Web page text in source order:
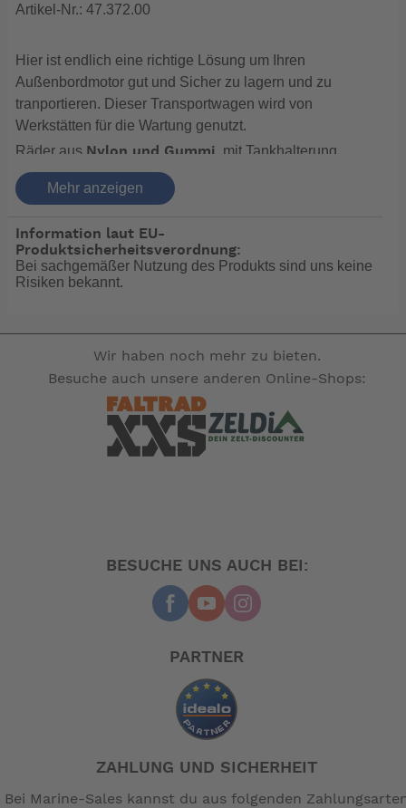
Artikel-Nr.: 47.372.00
Hier ist endlich eine richtige Lösung um Ihren
Außenbordmotor gut und Sicher zu lagern und zu
tranportieren. Dieser Transportwagen wird von
Werkstätten für die Wartung genutzt.
Räder aus Nylon und Gummi
, mit Tankhalterung.
Ein spezieller Mechanismus ermöglicht es das Gestell
in sekundenschnelle vollkommen platzsparend
Chromverzinkt.
Platte ausPhenolkompensatmit
Polyurethanlackierung, professionelles Modell mit 4 x
-- Auf Produktfotos angezeigte Dekorationsartikel
gehören nicht zum Leistungsumfang. --
Mehr anzeigen
Information laut EU-
Produktsicherheitsverordnung:
Bei sachgemäßer Nutzung des Produkts sind uns keine
Risiken bekannt.
Wir haben noch mehr zu bieten.
Besuche auch unsere anderen Online-Shops:
BESUCHE UNS AUCH BEI:
PARTNER
ZAHLUNG UND SICHERHEIT
Bei Marine-Sales kannst du aus folgenden